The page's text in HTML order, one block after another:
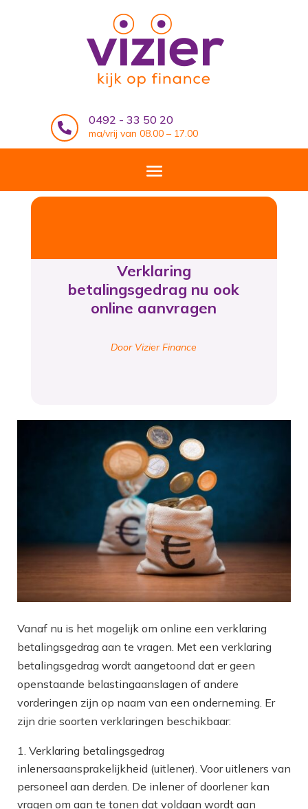

0492 - 33 50 20
ma/vrij van 08.00 – 17.00
Verklaring
betalingsgedrag nu ook
online aanvragen
Door Vizier Finance
Vanaf nu is het mogelijk om online een verklaring
betalingsgedrag aan te vragen. Met een verklaring
betalingsgedrag wordt aangetoond dat er geen
openstaande belastingaanslagen of andere
vorderingen zijn op naam van een onderneming. Er
zijn drie soorten verklaringen beschikbaar:
Verklaring betalingsgedrag
inlenersaansprakelijkheid (uitlener). Voor uitleners van
personeel aan derden. De inlener of doorlener kan
vragen om aan te tonen dat voldaan wordt aan